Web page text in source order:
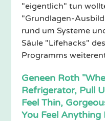
"eigentlich" tun
"Grundlagen-
rund um Systeme
Säule "Lifehacks"
Programms
Geneen Roth
Refrigerator, Pull
Feel Thin,
You Feel Anything